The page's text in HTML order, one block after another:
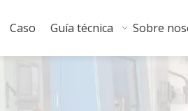
Caso Guía técnica Sobre